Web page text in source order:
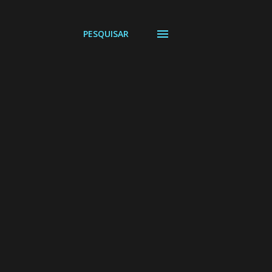
PESQUISAR